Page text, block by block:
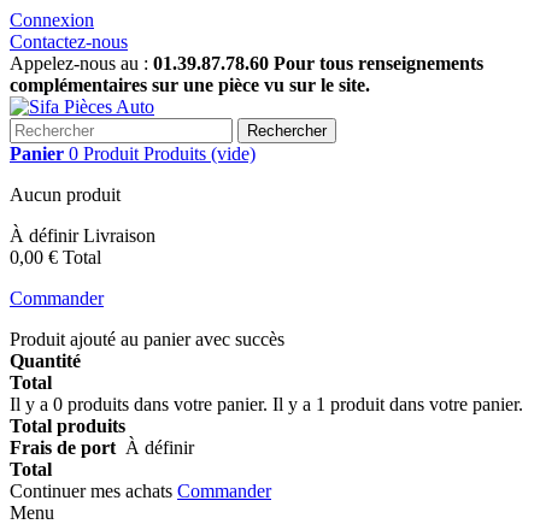
Connexion
Contactez-nous
Appelez-nous au : 01.39.87.78.60 Pour tous renseignements
complémentaires sur une pièce vu sur le site.
Rechercher
Panier 0 Produit Produits (vide)
Aucun produit
À définirLivraison
0,00 € Total
Commander
Produit ajouté au panier avec succès
Quantité
Total
Il y a 0 produits dans votre panier. Il y a 1 produit dans votre panier.
Total produits
Frais de port À définir
Total
Continuer mes achats Commander
Menu